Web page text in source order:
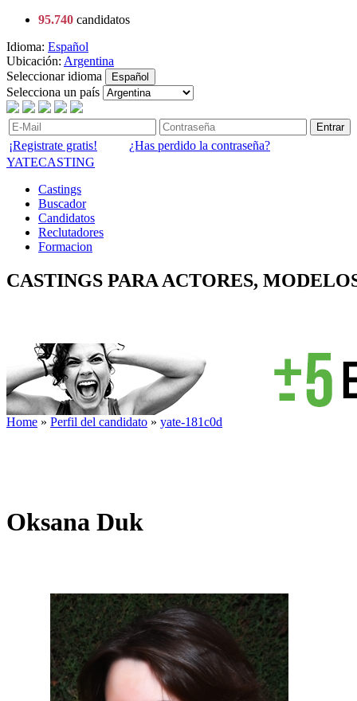
95.740 candidatos
Idioma: Español
Ubicación: Argentina
Seleccionar idioma
Español
Selecciona un país
Entrar
¡Registrate gratis!
¿Has perdido la contraseña?
YATECASTING
Castings
Buscador
Candidatos
Reclutadores
Formacion
CASTINGS PARA ACTORES,
Home » Perfil del candidato » yate-181c0d
Oksana Duk